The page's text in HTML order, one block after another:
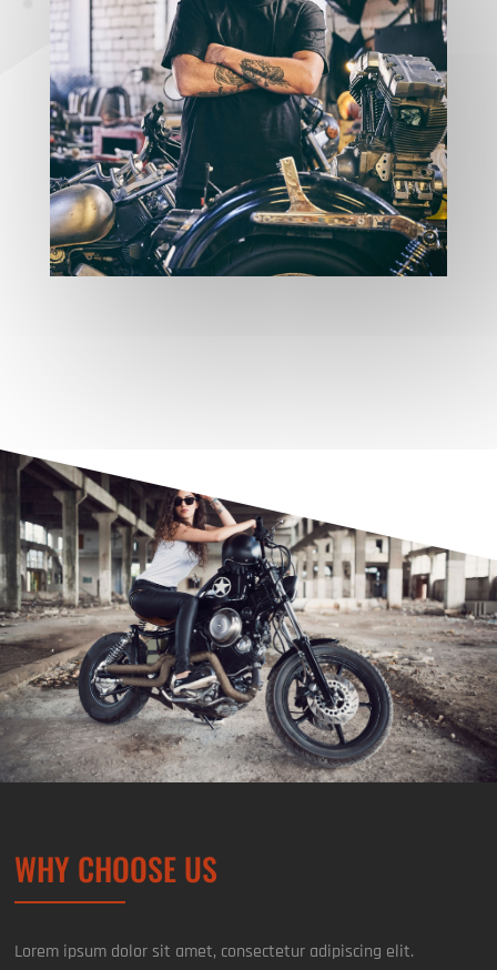
WHY CHOOSE US
Lorem ipsum dolor sit amet, consectetur adipiscing elit.